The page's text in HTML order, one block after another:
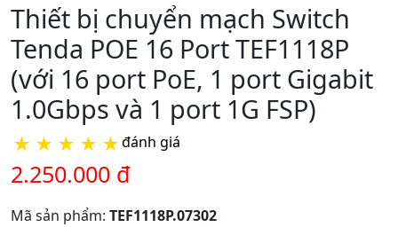
Thiết bị chuyển mạch Switch
Tenda POE 16 Port TEF1118P
(với 16 port PoE, 1 port Gigabit
1.0Gbps và 1 port 1G FSP)
★ ★ ★ ★ ★đánh giá
2.250.000 đ
Mã sản phẩm: TEF1118P.07302